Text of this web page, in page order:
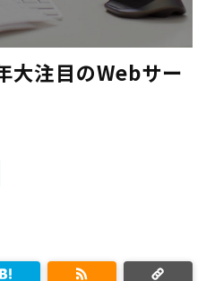
大注目のWebサー